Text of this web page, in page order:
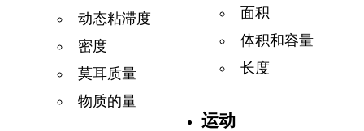
动态粘滞度
密度
莫耳质量
物质的量
面积
体积和容量
长度
运动